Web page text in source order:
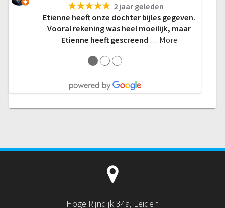
★★★★★ 2 jaar geleden
Etienne heeft onze dochter bijles gegeven.
Vooral rekening was heel moeilijk, maar
Etienne heeft gescreend … More
●●●
Hoge Rijndijk 34a, Leiden